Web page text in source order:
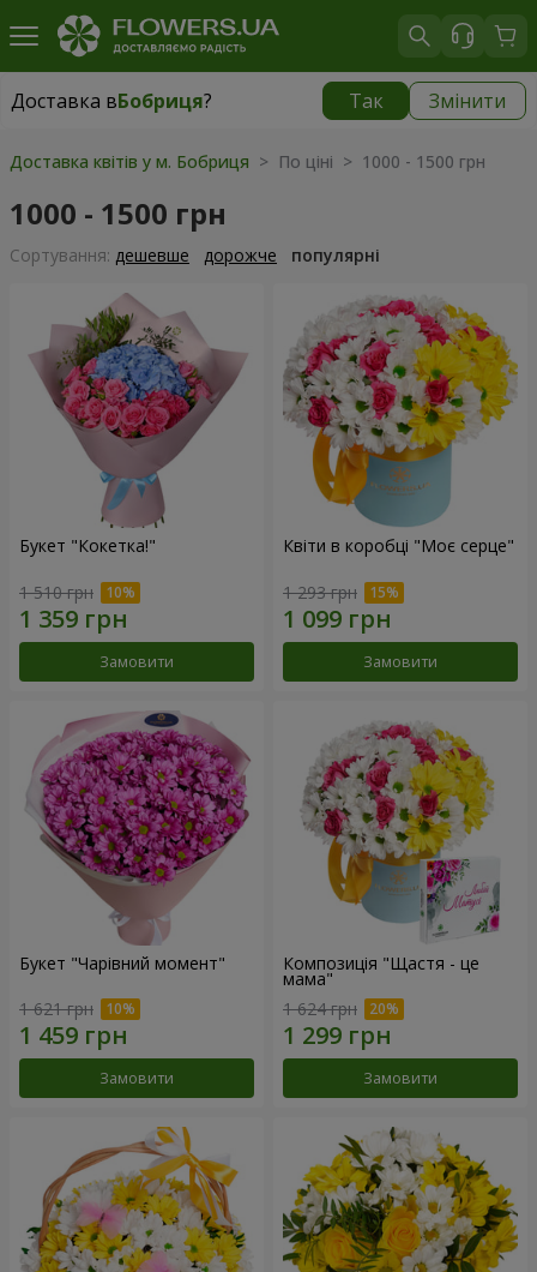
Доставка вБобриця? Так Змінити
Доставка вБобриця|
Доставка квітів у м. Бобриця > По ціні > 1000 - 1500 грн
1000 - 1500 грн
Сортування: дешевше дорожче популярні
Букет "Кокетка!"
1 510 грн
Замовити
Квіти в коробці "Моє серце"
1 293 грн
Замовити
Букет "Чарівний момент"
1 621 грн
Замовити
Композиція "Щастя - це
мама"
1 624 грн
Замовити